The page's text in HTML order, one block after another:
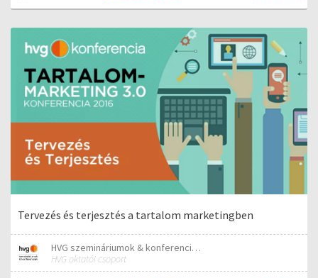
Tervezés és terjesztés a tartalom marketingben
HVG szemináriumok & konferenciák
HVG oktatói csoport